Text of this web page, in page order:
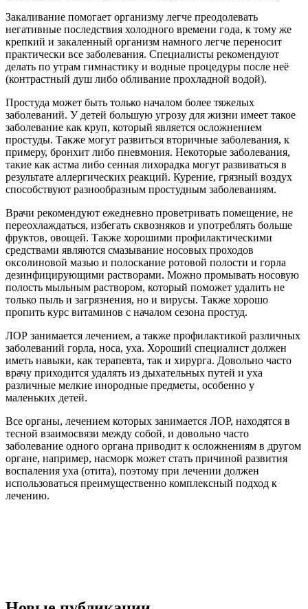
Закаливание помогает организму легче преодолевать
негативные последствия холодного времени года, к тому же
крепкий и закаленный организм намного легче переносит
практически все заболевания. Специалисты рекомендуют
делать по утрам гимнастику и водные процедуры после неё
(контрастный душ либо обливание прохладной водой).
Простуда может быть только началом более тяжелых
заболеваний. У детей большую угрозу для жизни имеет такое
заболевание как круп, который является осложнением
простуды. Также могут развиться вторичные заболевания, к
примеру, бронхит либо пневмония. Некоторые заболевания,
такие как астма либо сенная лихорадка могут развиваться в
результате аллергических реакций. Курение, грязный воздух
способствуют разнообразным простудным заболеваниям.
Врачи рекомендуют ежедневно проветривать помещение, не
переохлаждаться, избегать сквозняков и употреблять больше
фруктов, овощей. Также хорошими профилактическими
средствами являются смазывание носовых проходов
оксолиновой мазью и полоскание ротовой полости и горла
дезинфицирующими растворами. Можно промывать носовую
полость мыльным раствором, который поможет удалить не
только пыль и загрязнения, но и вирусы. Также хорошо
пропить курс витаминов с началом сезона простуд.
ЛОР занимается лечением, а также профилактикой различных
заболеваний горла, носа, уха. Хороший специалист должен
иметь навыки, как терапевта, так и хирурга. Довольно часто
врачу приходится удалять из дыхательных путей и уха
различные мелкие инородные предметы, особенно у
маленьких детей.
Все органы, лечением которых занимается ЛОР, находятся в
тесной взаимосвязи между собой, и довольно часто
заболевание одного органа приводит к осложнениям в другом
органе, например, насморк может стать причиной развития
воспаления уха (отита), поэтому при лечении должен
использоваться преимущественно комплексный подход к
лечению.